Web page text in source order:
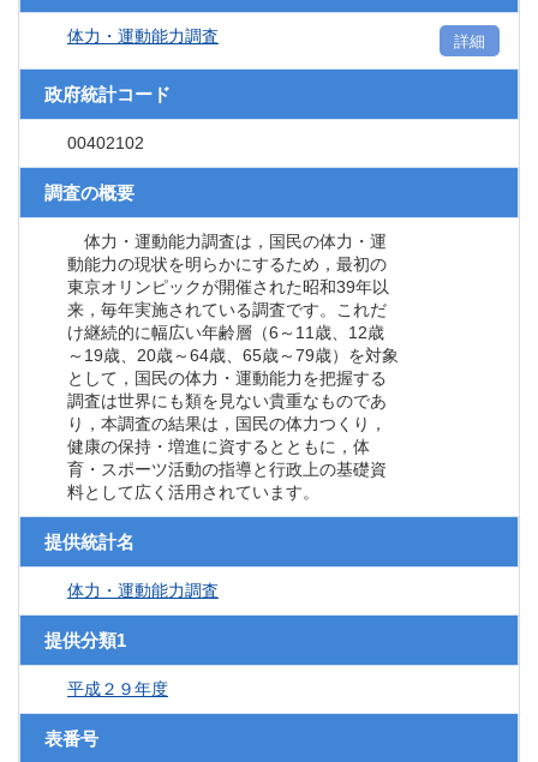
体力・運動能力調査 詳細
政府統計コード
00402102
調査の概要
体力・運動能力調査は，国民の体力・運
動能力の現状を明らかにするため，最初の
東京オリンピックが開催された昭和39年以
来，毎年実施されている調査です。これだ
け継続的に幅広い年齢層（6～11歳、12歳
～19歳、20歳～64歳、65歳～79歳）を対象
として，国民の体力・運動能力を把握する
調査は世界にも類を見ない貴重なものであ
り，本調査の結果は，国民の体力つくり，
健康の保持・増進に資するとともに，体
育・スポーツ活動の指導と行政上の基礎資
料として広く活用されています。
提供統計名
体力・運動能力調査
提供分類1
平成２９年度
表番号